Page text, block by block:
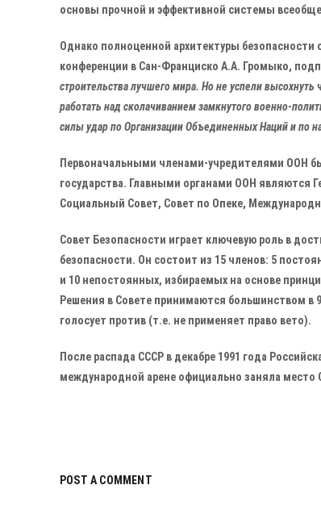
основы прочной и эффективной системы
Однако полноценной архитектуры безопасности
конференции в Сан-Франциско А.А. Громыко,
строительства лучшего мира. Но не успели высохнуть
работать над сколачиванием замкнутого военно-
силы удар по Организации Объединенных Наций и по
Первоначальными членами-учредителями ООН
государства. Главными органами ООН являются
Социальный Совет, Совет по Опеке,
Совет Безопасности играет ключевую роль в
безопасности. Он состоит из 15 членов: 5
и 10 непостоянных, избираемых на основе
Решения в Совете принимаются большинством в
голосует против (т.е. не применяет право вето).
После распада СССР в декабре 1991 года
международной арене официально заняла место
POST A COMMENT